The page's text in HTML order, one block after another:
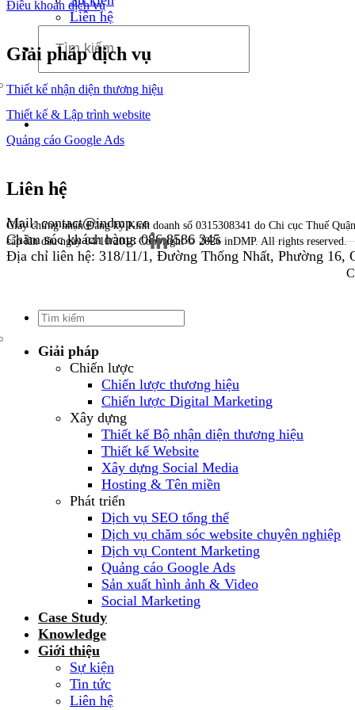
Liên hệ
Điều khoản dịch vụ
Giải pháp dịch vụ
Thiết kế nhận diện thương hiệu
Thiết kế & Lập trình website
Quảng cáo Google Ads
Liên hệ
Mail: contact@indmp.co
Chăm sóc khách hàng: 086 8586 345
Địa chỉ liên hệ: 318/11/1, Đường Thống Nhất, Phường 16,
Giấy chứng nhận Đăng ký Kinh doanh số 0315308341 do Chi cục Thuế
cấp lần đầu ngày 04/10/2018Copyright © 2026 inDMP. All rights reserved.
Giải pháp
Chiến lược
Chiến lược thương hiệu
Chiến lược Digital Marketing
Xây dựng
Thiết kế Bộ nhận diện thương hiệu
Thiết kế Website
Xây dựng Social Media
Hosting & Tên miền
Phát triển
Dịch vụ SEO tổng thể
Dịch vụ chăm sóc website chuyên nghiệp
Dịch vụ Content Marketing
Quảng cáo Google Ads
Sản xuất hình ảnh & Video
Social Marketing
Case Study
Knowledge
Giới thiệu
Sự kiện
Tin tức
Liên hệ